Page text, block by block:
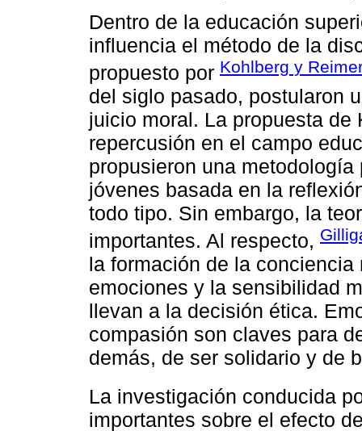
Dentro de la educación
influencia el método de la
propuesto por Kohlberg y
del siglo pasado, postularon
juicio moral. La propuesta de
repercusión en el campo
propusieron una
jóvenes basada en la
todo tipo. Sin embargo, la
importantes. Al respecto,
la formación de la
emociones y la sensibilidad
llevan a la decisión ética.
compasión son claves para
demás, de ser solidario y de
La investigación conducida
importantes sobre el efecto